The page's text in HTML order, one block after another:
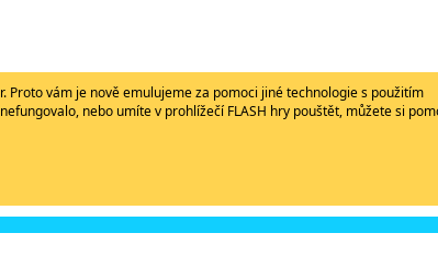
Proto vám je nově emulujeme za pomoci jiné technologie s použitím
nebo umíte v prohlížečí FLASH hry pouštět, můžete si